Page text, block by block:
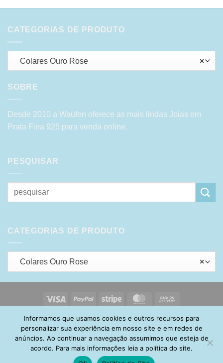
CATEGORIAS DE PRODUTO
×
Colares Ouro Rose
SOBRE
Desde 2010 a Waufen oferece as mais lindas Joias em
Prata Fina 925 para venda online.
PESQUISAR
Pesquisar
por:
CATEGORIAS DE PRODUTO
×
Colares Ouro Rose
Visa PayPal Stripe MasterCard
Delivery
HOME SOBRE POLÍTICA DE PRIVACIDADE
ENTREGA
TROCA E DEVOLUÇÃO
GARANTIA FAQ
CARRINHO
MINHA CONTA
CONTATO
Informamos que usamos cookies e outros recursos para
personalizar sua experiência em nosso site e em redes de
anúncios. Ao continuar a navegação assumimos que esteja de
acordo. Para mais informações leia a política do site.